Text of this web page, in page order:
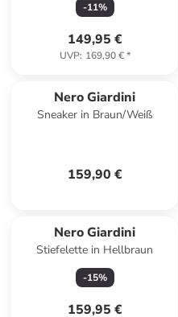
-11%
149,95 €
UVP: 169,90 €*
Nero Giardini
Sneaker in Braun/Weiß
159,90 €
Nero Giardini
Stiefelette in Hellbraun
-15%
159,95 €